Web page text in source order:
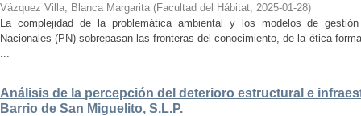
Vázquez Villa, Blanca Margarita (Facultad del Hábitat, 2025-01-28)
La complejidad de la problemática ambiental y los modelos de
Nacionales (PN) sobrepasan las fronteras del conocimiento, de la ética
...
Análisis de la percepción del deterioro estructural e
Barrio de San Miguelito, S.L.P.